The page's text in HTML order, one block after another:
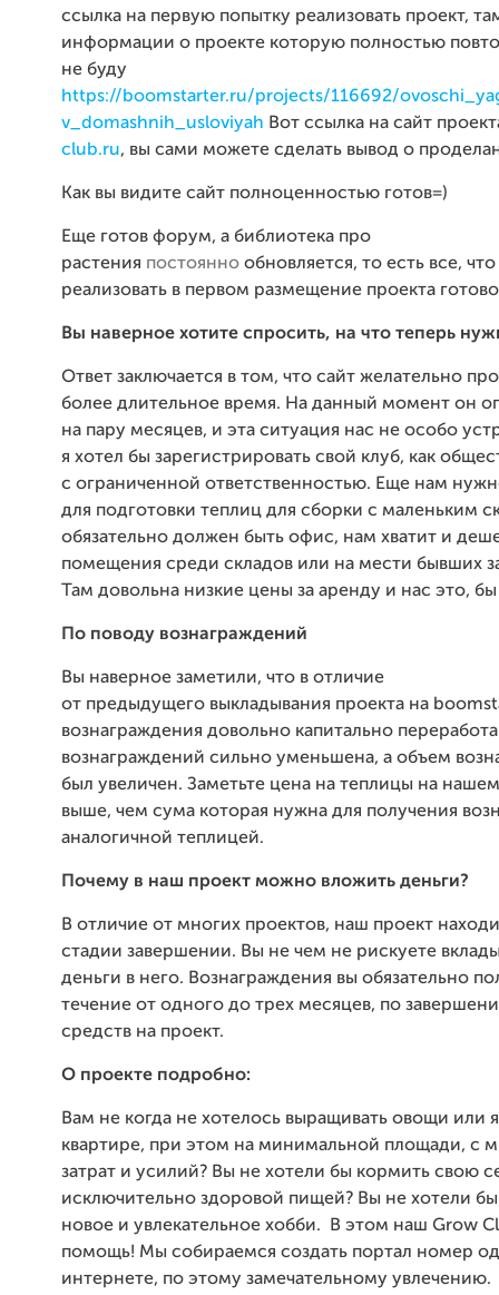
ссылка на первую попытку реализовать проект,
информации о проекте которую полностью
не буду
https://boomstarter.ru/projects/116692/
v_domashnih_usloviyah Вот ссылка на сайт
club.ru, вы сами можете сделать вывод о
Как вы видите сайт полноценностью готов=)
Еще готов форум, а библиотека про
растения постоянно обновляется, то есть все,
реализовать в первом размещение проекта
Вы наверное хотите спросить, на что теперь
Ответ заключается в том, что сайт желательно
более длительное время. На данный момент он
на пару месяцев, и эта ситуация нас не особо
я хотел бы зарегистрировать свой клуб, как
с ограниченной ответственностью. Еще нам
для подготовки теплиц для сборки с маленьким
обязательно должен быть офис, нам хватит и
помещения среди складов или на мести бывших
Там довольна низкие цены за аренду и нас это,
По поводу вознаграждений
Вы наверное заметили, что в отличие
от предыдущего выкладывания проекта на
вознаграждения довольно капитально
вознаграждений сильно уменьшена, а объем
был увеличен. Заметьте цена на теплицы на
выше, чем сума которая нужна для получения
аналогичной теплицей.
Почему в наш проект можно вложить деньги?
В отличие от многих проектов, наш проект
стадии завершении. Вы не чем не рискуете
деньги в него. Вознаграждения вы обязательно
течение от одного до трех месяцев, по
средств на проект.
О проекте подробно:
Вам не когда не хотелось выращивать овощи или
квартире, при этом на минимальной площади, с
затрат и усилий? Вы не хотели бы кормить свою
исключительно здоровой пищей? Вы не хотели бы
новое и увлекательное хобби. В этом наш Grow
помощь! Мы собираемся создать портал номер
интернете, по этому замечательному увлечению.